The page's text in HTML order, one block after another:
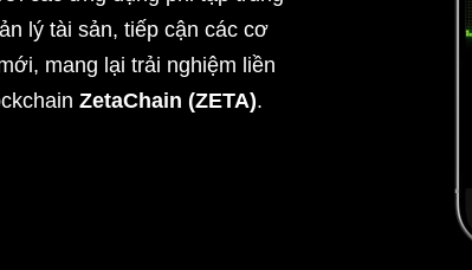
lý tài sản, tiếp cận các cơ
mang lại trải nghiệm liền
ZetaChain (ZETA).